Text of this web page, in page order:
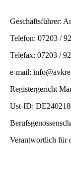
Geschäftsführer:
Telefon: 07203 /
Telefax: 07203 /
e-mail:
Registergericht
Ust-ID:
Verantwortlich für